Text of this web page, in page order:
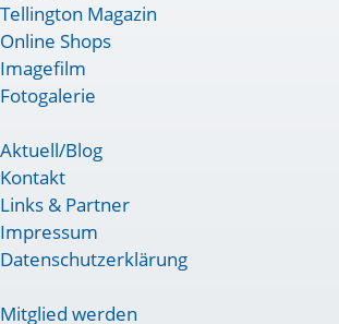
Tellington Magazin
Online Shops
Imagefilm
Fotogalerie
Aktuell/Blog
Kontakt
Links & Partner
Impressum
Datenschutzerklärung
Mitglied werden